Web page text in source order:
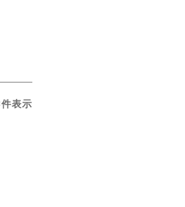
件表示